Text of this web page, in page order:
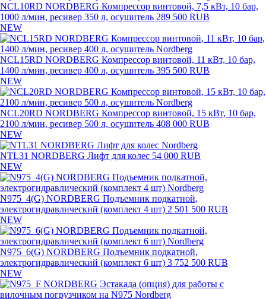
NCL10RD NORDBERG Компрессор винтовой, 7,5 кВт, 10 бар,
1000 л/мин, ресивер 350 л, осушитель 289 500 RUB
NEW
NCL15RD NORDBERG Компрессор винтовой, 11 кВт, 10 бар,
1400 л/мин, ресивер 400 л, осушитель 395 500 RUB
NEW
NCL20RD NORDBERG Компрессор винтовой, 15 кВт, 10 бар,
2100 л/мин, ресивер 500 л, осушитель 408 000 RUB
NEW
NTL31 NORDBERG Лифт для колес 54 000 RUB
NEW
N975_4(G) NORDBERG Подъемник подкатной,
электрогидравлический (комплект 4 шт) 2 501 500 RUB
NEW
N975_6(G) NORDBERG Подъемник подкатной,
электрогидравлический (комплект 6 шт) 3 752 500 RUB
NEW